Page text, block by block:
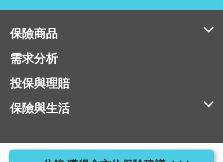
保險商品
需求分析
投保與理賠
保險與生活